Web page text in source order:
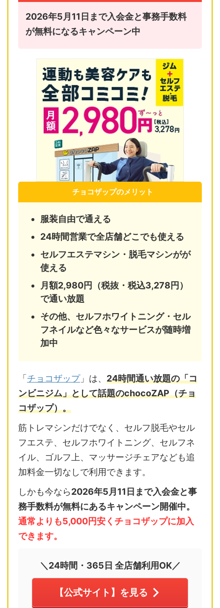
2026年5月11日まで入会金と事務手数料
が無料になるキャンペーン中
チョコザップのメリット
服装自由で通える
24時間営業で全店舗どこでも使える
セルフエステマシン・脱毛マシンがが
使える
月額2,980円（税抜・税込3,278円）
で通い放題
その他、セルフホワイトニング・セル
フネイルなど色々なサービスが随時増
加中
「 チョコザップ」は、 24時間通い放題の「コ
ンビニジム」として話題のchocoZAP（チョ
コザップ）。
筋トレマシンだけでなく、セルフ脱毛やセル
フエステ、セルフホワイトニング、セルフネ
イル、ゴルフ上、マッサージチェアなども追
加料金一切なしで利用できます。
しかも今なら2026年5月11日まで入会金と事
務手数料が無料にあるキャンペーン開催中。
通常よりも5,000円安くチョコザップに加入
できます。
＼24時間・365日 全店舗利用OK／
【公式サイト】を見る